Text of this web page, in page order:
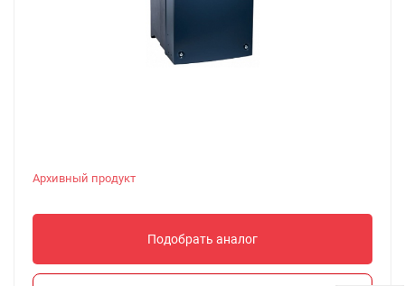
Архивный продукт
Подобрать аналог